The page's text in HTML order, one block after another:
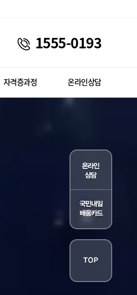
1555-0193
자격증과정 온라인상담